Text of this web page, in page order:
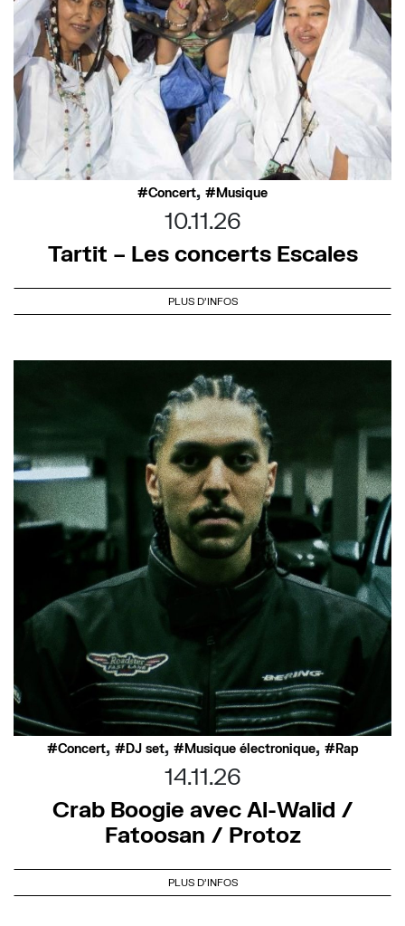
Concert, Musique
10.11.26
Tartit – Les concerts Escales
PLUS D'INFOS
Concert, DJ set, Musique électronique, Rap
14.11.26
Crab Boogie avec Al-Walid /
Fatoosan / Protoz
PLUS D'INFOS